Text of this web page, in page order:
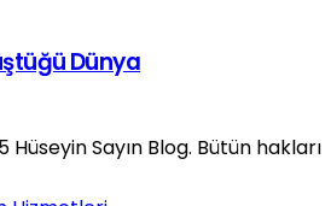
Dünya
Sayın Blog. Bütün hakları